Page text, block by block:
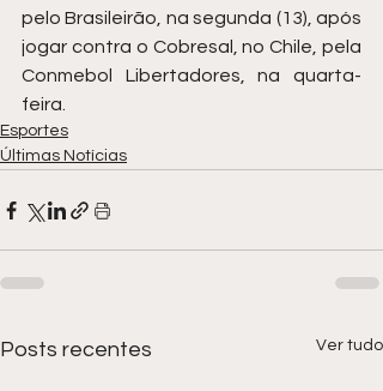
pelo Brasileirão, na segunda (13), após
jogar contra o Cobresal, no Chile, pela
Conmebol Libertadores, na quarta-
feira.
Esportes
Últimas Notícias
Posts recentes Ver tudo